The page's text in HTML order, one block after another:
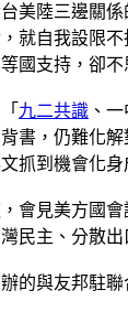
美陸三邊關
就自我設限不
國支持，卻
九二共識 、
書，仍難化
抓到機會化
會見美方國
民主、分散
的與友邦駐